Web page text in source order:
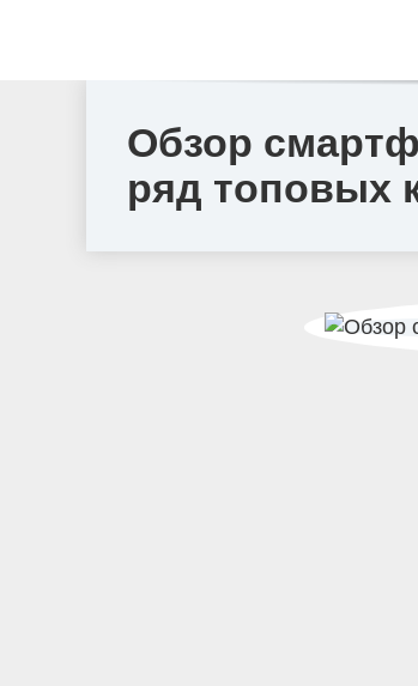
Обзор
ряд топовых